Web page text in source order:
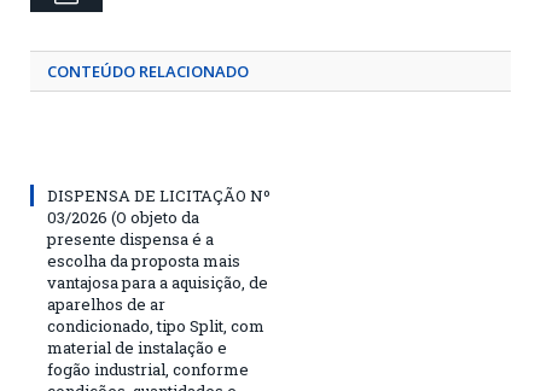
CONTEÚDO RELACIONADO
DISPENSA DE LICITAÇÃO Nº
03/2026 (O objeto da
presente dispensa é a
escolha da proposta mais
vantajosa para a aquisição, de
aparelhos de ar
condicionado, tipo Split, com
material de instalação e
fogão industrial, conforme